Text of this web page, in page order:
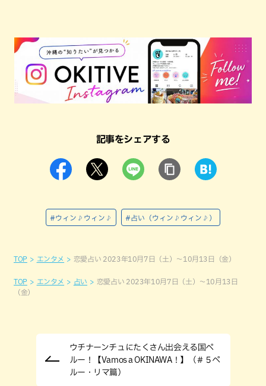
記事をシェアする
#ウィン♪ウィン♪ #占い（ウィン♪ウィン♪）
TOP エンタメ 恋愛占い 2023年10月7日（土）～10月13日（金）
TOP エンタメ 占い
恋愛占い 2023年10月7日（土）～10月13日
（金）
ウチナーンチュにたくさん出会える国ペ
ルー！【Vamos a OKINAWA！】（＃５ペ
ルー・リマ篇）